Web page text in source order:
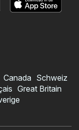
Canada Schweiz
Great Britain